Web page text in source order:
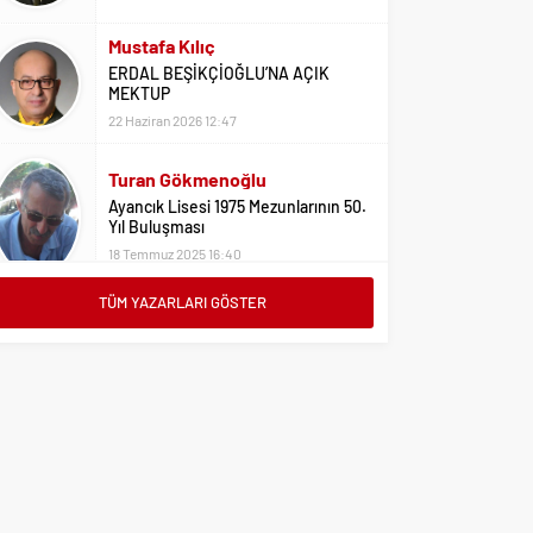
Mustafa Kılıç
ERDAL BEŞİKÇİOĞLU’NA AÇIK
MEKTUP
22 Haziran 2026 12:47
Turan Gökmenoğlu
Ayancık Lisesi 1975 Mezunlarının 50.
Yıl Buluşması
18 Temmuz 2025 16:40
Adil Yıldız
TÜM YAZARLARI GÖSTER